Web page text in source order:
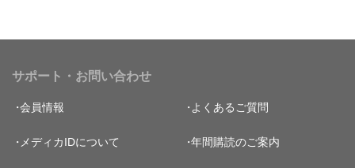
サポート・お問い合わせ
会員情報 よくあるご質問
メディカIDについて 年間購読のご案内